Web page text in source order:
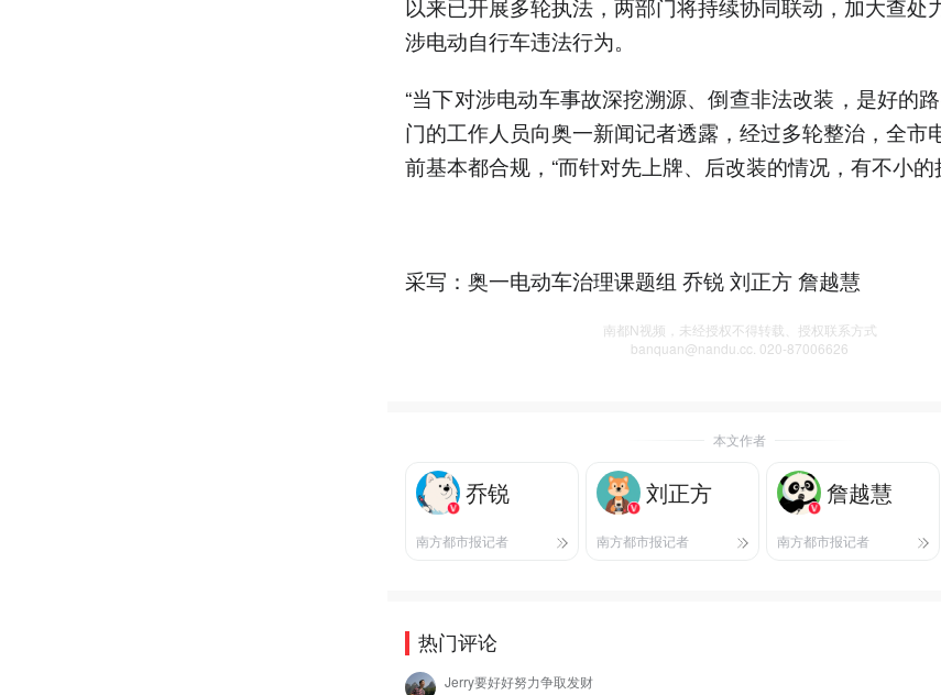
以来已开展多轮执法，两部门将持续协同联动，加大查处
涉电动自行车违法行为。
“当下对涉电动车事故深挖溯源、倒查非法改装，是好的
门的工作人员向奥一新闻记者透露，经过多轮整治，全市
前基本都合规，“而针对先上牌、后改装的情况，有不小的
采写：奥一电动车治理课题组 乔锐 刘正方 詹越慧
南都N视频，未经授权不得转载、授权联系方式
banquan@nandu.cc. 020-87006626
本文作者
乔锐
南方都市报记者
刘正方
南方都市报记者
詹越慧
南方都市报记者
热门评论
Jerry要好好努力争取发财